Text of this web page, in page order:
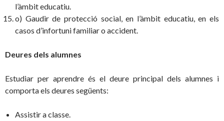
l’àmbit educatiu.
o) Gaudir de protecció social, en l’àmbit educatiu, en els
casos d’infortuni familiar o accident.
Deures dels alumnes
Estudiar per aprendre és el deure principal dels alumnes i
comporta els deures següents:
Assistir a classe.